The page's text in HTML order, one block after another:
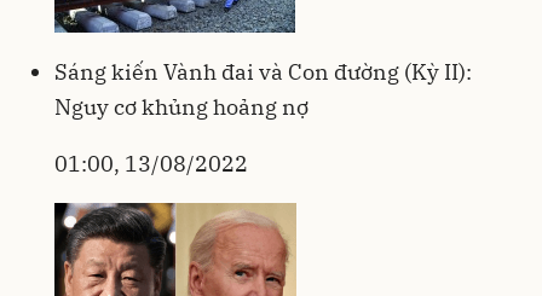
Sáng kiến Vành đai và Con đường (Kỳ II):
Nguy cơ khủng hoảng nợ
01:00, 13/08/2022